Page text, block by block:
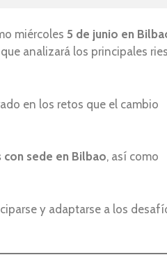
miércoles 5 de junio en
analizará los principales
en los retos que el cambio
con sede en Bilbao, así como
y adaptarse a los